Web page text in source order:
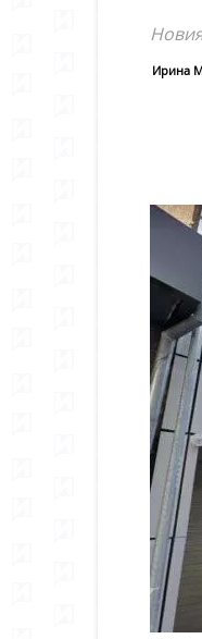
Ирина